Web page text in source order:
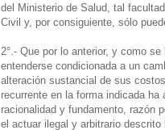
del Ministerio de Salud, tal
Civil y, por consiguiente, sólo
2°.- Que por lo anterior, y como
entenderse condicionada a un
alteración sustancial de sus
recurrente en la forma indicada
racionalidad y fundamento, razón
el actuar ilegal y arbitrario